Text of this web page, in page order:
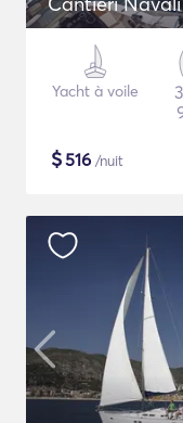
Yacht à voile
$516 /nuit